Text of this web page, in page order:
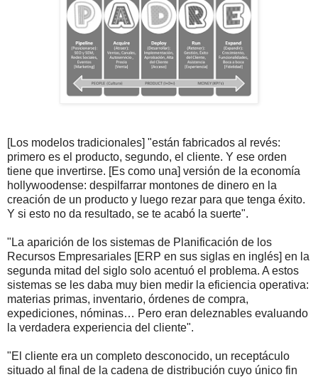
[Los modelos tradicionales] "están fabricados al revés:
primero es el producto, segundo, el cliente. Y ese orden
tiene que invertirse. [Es como una] versión de la economía
hollywoodense: despilfarrar montones de dinero en la
creación de un producto y luego rezar para que tenga éxito.
Y si esto no da resultado, se te acabó la suerte".
"La aparición de los sistemas de Planificación de los
Recursos Empresariales [ERP en sus siglas en inglés] en la
segunda mitad del siglo solo acentuó el problema. A estos
sistemas se les daba muy bien medir la eficiencia operativa:
materias primas, inventario, órdenes de compra,
expediciones, nóminas… Pero eran deleznables evaluando
la verdadera experiencia del cliente".
"El cliente era un completo desconocido, un receptáculo
situado al final de la cadena de distribución cuyo único fin